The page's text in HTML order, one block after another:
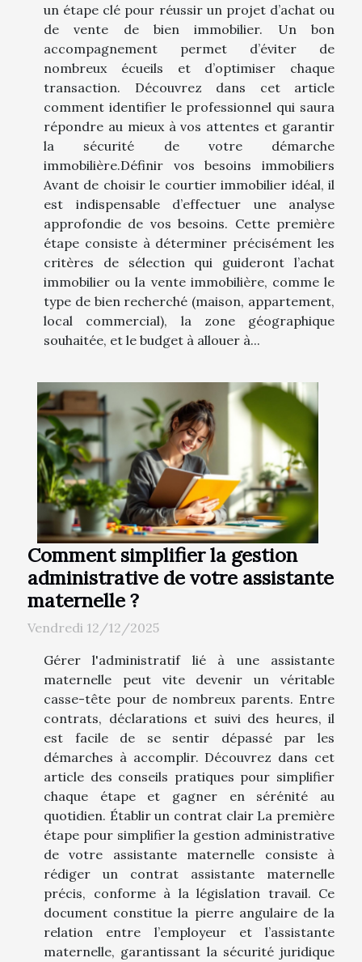
un étape clé pour réussir un projet d’achat ou
de vente de bien immobilier. Un bon
accompagnement permet d’éviter de
nombreux écueils et d’optimiser chaque
transaction. Découvrez dans cet article
comment identifier le professionnel qui saura
répondre au mieux à vos attentes et garantir
la sécurité de votre démarche
immobilière.Définir vos besoins immobiliers
Avant de choisir le courtier immobilier idéal, il
est indispensable d’effectuer une analyse
approfondie de vos besoins. Cette première
étape consiste à déterminer précisément les
critères de sélection qui guideront l’achat
immobilier ou la vente immobilière, comme le
type de bien recherché (maison, appartement,
local commercial), la zone géographique
souhaitée, et le budget à allouer à...
Comment simplifier la gestion
administrative de votre assistante
maternelle ?
Vendredi 12/12/2025
Gérer l'administratif lié à une assistante
maternelle peut vite devenir un véritable
casse-tête pour de nombreux parents. Entre
contrats, déclarations et suivi des heures, il
est facile de se sentir dépassé par les
démarches à accomplir. Découvrez dans cet
article des conseils pratiques pour simplifier
chaque étape et gagner en sérénité au
quotidien. Établir un contrat clair La première
étape pour simplifier la gestion administrative
de votre assistante maternelle consiste à
rédiger un contrat assistante maternelle
précis, conforme à la législation travail. Ce
document constitue la pierre angulaire de la
relation entre l’employeur et l’assistante
maternelle, garantissant la sécurité juridique